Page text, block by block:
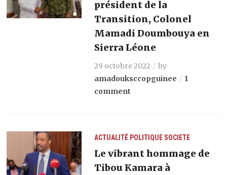
président de la
Transition, Colonel
Mamadi Doumbouya en
Sierra Léone
29 octobre 2022
by
amadouksccopguinee
1
comment
ACTUALITÉ POLITIQUE SOCIETE
Le vibrant hommage de
Tibou Kamara à